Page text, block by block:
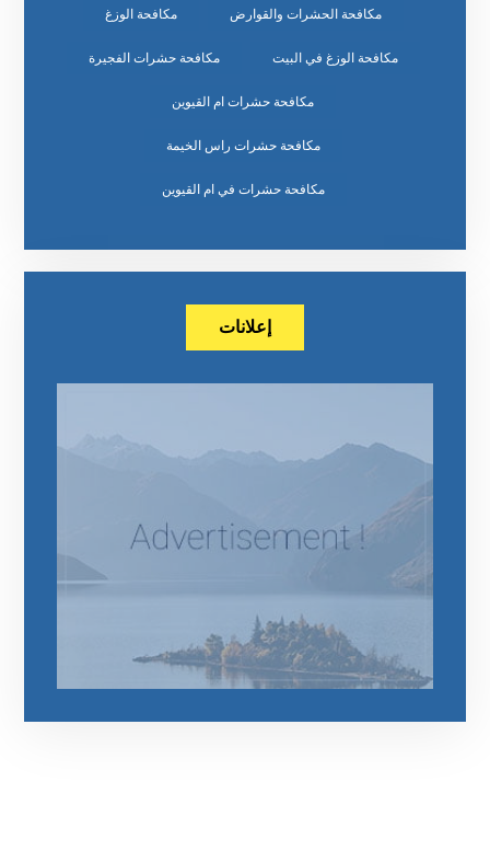
مكافحة الحشرات والقوارض مكافحة الوزغ
مكافحة الوزغ في البيت مكافحة حشرات الفجيرة
مكافحة حشرات ام القيوين
مكافحة حشرات راس الخيمة
مكافحة حشرات في ام القيوين
إعلانات